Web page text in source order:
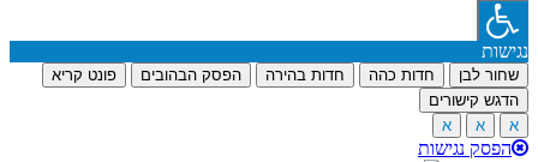
נגישות
שחור לבן חדות כהה חדות בהירה הפסק הבהובים
פונט קריא
הדגש קישורים
א
א א
הפסק נגישות